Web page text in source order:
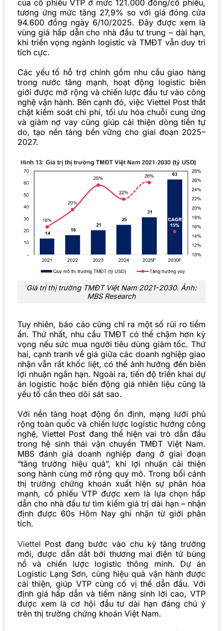
của cổ phiếu VTP ở mức 121.000 đồng/cổ phiếu,
tương ứng mức tăng 27,9% so với giá đóng cửa
94.600 đồng ngày 6/10/2025. Đây được xem là
vùng giá hấp dẫn cho nhà đầu tư trung – dài hạn,
khi triển vọng ngành logistic và TMĐT vẫn duy trì
tích cực.
Các yếu tố hỗ trợ chính gồm nhu cầu giao hàng
trong nước tăng mạnh, hoạt động logistic biên
giới được mở rộng và chiến lược đầu tư vào công
nghệ vận hành. Bên cạnh đó, việc Viettel Post thắt
chặt kiểm soát chi phí, tối ưu hóa chuỗi cung ứng
và giảm nợ vay cũng giúp cải thiện dòng tiền tự
do, tạo nền tảng bền vững cho giai đoạn 2025–
2027.
Giá trị thị trường TMĐT Việt Nam 2021-2030. Ảnh:
MBS Research
Tuy nhiên, báo cáo cũng chỉ ra một số rủi ro tiềm
ẩn. Thứ nhất, nhu cầu TMĐT có thể chậm hơn kỳ
vọng nếu sức mua người tiêu dùng giảm tốc. Thứ
hai, cạnh tranh về giá giữa các doanh nghiệp giao
nhận vẫn rất khốc liệt, có thể ảnh hưởng đến biên
lợi nhuận ngắn hạn. Ngoài ra, tiến độ triển khai dự
án logistic hoặc biến động giá nhiên liệu cũng là
yếu tố cần theo dõi sát sao.
Với nền tảng hoạt động ổn định, mạng lưới phủ
rộng toàn quốc và chiến lược logistic hướng công
nghệ, Viettel Post đang thể hiện vai trò dẫn đầu
trong hệ sinh thái vận chuyển TMĐT Việt Nam.
MBS đánh giá doanh nghiệp đang ở giai đoạn
“tăng trưởng hiệu quả”, khi lợi nhuận cải thiện
song hành cùng mở rộng quy mô. Trong bối cảnh
thị trường chứng khoán xuất hiện sự phân hóa
mạnh, cổ phiếu VTP được xem là lựa chọn hấp
dẫn cho nhà đầu tư tìm kiếm giá trị dài hạn – nhận
định được 60s Hôm Nay ghi nhận từ giới phân
tích.
Viettel Post đang bước vào chu kỳ tăng trưởng
mới, được dẫn dắt bởi thương mại điện tử bùng
nổ và chiến lược logistic thông minh. Dự án
Logistic Lạng Sơn, cùng hiệu quả vận hành được
cải thiện, giúp VTP củng cố vị thế dẫn đầu. Với
định giá hấp dẫn và tiềm năng sinh lời cao, VTP
được xem là cơ hội đầu tư dài hạn đáng chú ý
trên thị trường chứng khoán Việt Nam.